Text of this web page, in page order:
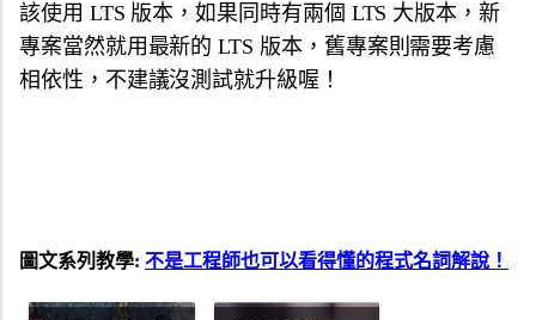
該使用 LTS 版本，如果同時有兩個 LTS 大版本，新
專案當然就用最新的 LTS 版本，舊專案則需要考慮
相依性，不建議沒測試就升級喔！
圖文系列教學: 不是工程師也可以看得懂的程式名詞解說！